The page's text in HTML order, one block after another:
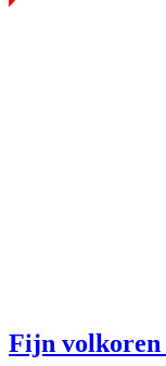
Fijn volkoren